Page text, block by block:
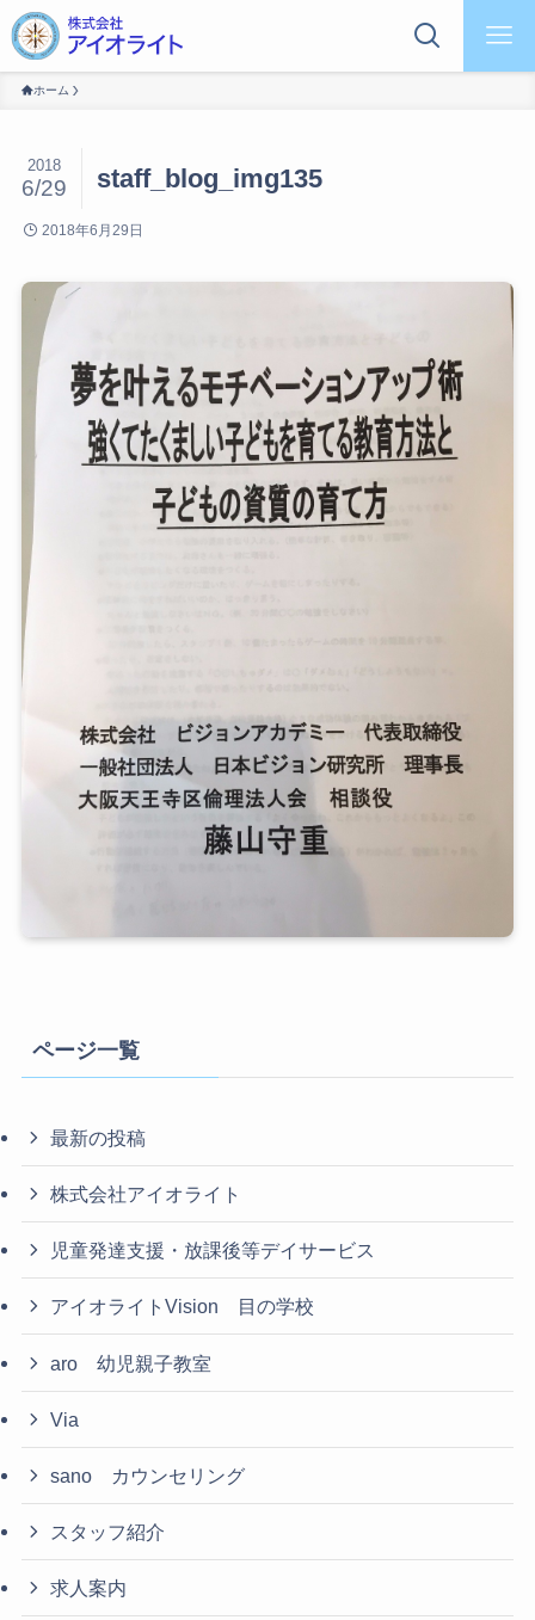
ホーム
staff_blog_img135
2018
6/29
2018年6月29日
ページ一覧
最新の投稿
株式会社アイオライト
児童発達支援・放課後等デイサービス
アイオライトVision 目の学校
aro 幼児親子教室
Via
sano カウンセリング
スタッフ紹介
求人案内